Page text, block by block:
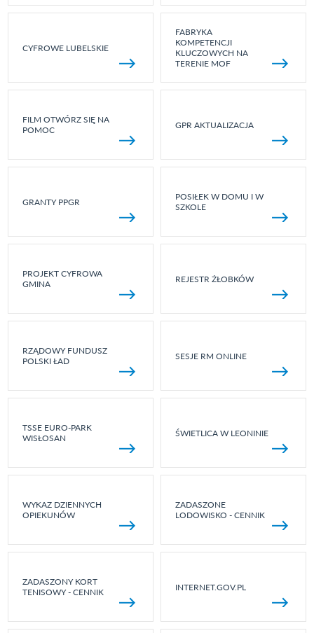
CYFROWE LUBELSKIE
FABRYKA
KOMPETENCJI
KLUCZOWYCH NA
TERENIE MOF
FILM OTWÓRZ SIĘ NA
POMOC
GPR AKTUALIZACJA
GRANTY PPGR
POSIŁEK W DOMU I W
SZKOLE
PROJEKT CYFROWA
GMINA
REJESTR ŻŁOBKÓW
RZĄDOWY FUNDUSZ
POLSKI ŁAD
SESJE RM ONLINE
TSSE EURO-PARK
WISŁOSAN
ŚWIETLICA W LEONINIE
WYKAZ DZIENNYCH
OPIEKUNÓW
ZADASZONE
LODOWISKO - CENNIK
ZADASZONY KORT
TENISOWY - CENNIK
INTERNET.GOV.PL